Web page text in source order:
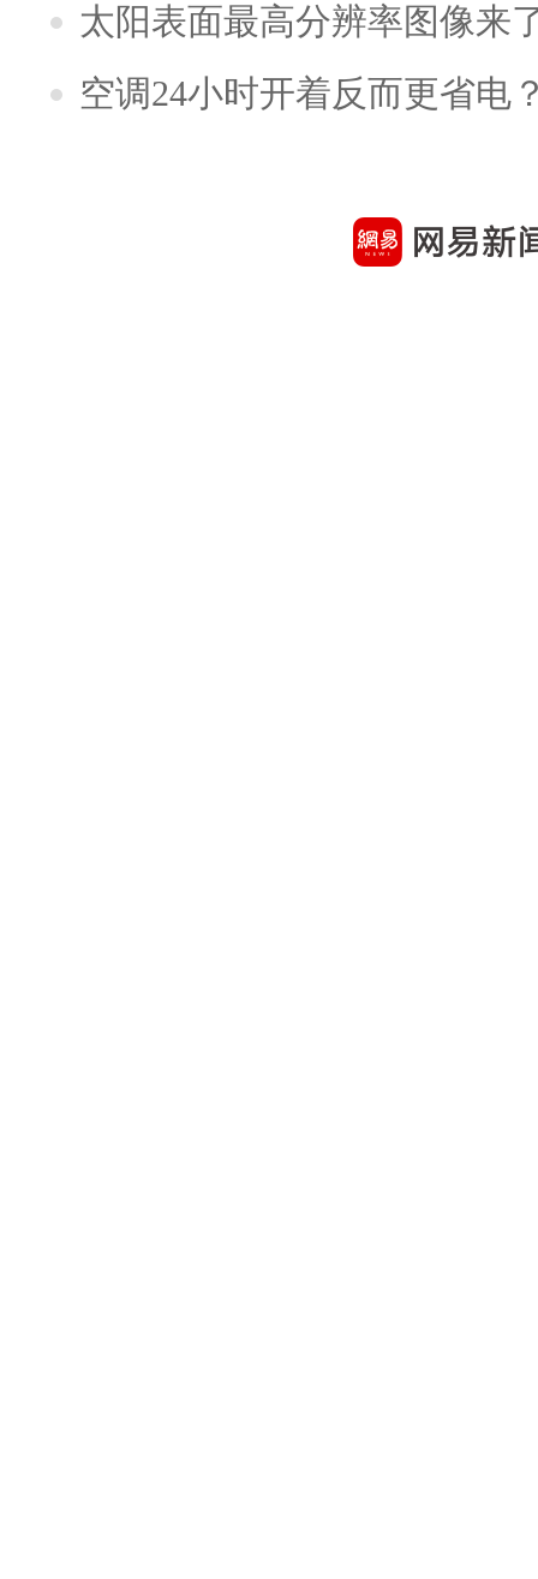
太阳表面最高分辨率图像来
空调24小时开着反而更省电